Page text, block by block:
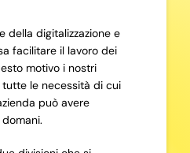
della digitalizzazione e
facilitare il lavoro dei
motivo i nostri
le necessità di cui
può avere